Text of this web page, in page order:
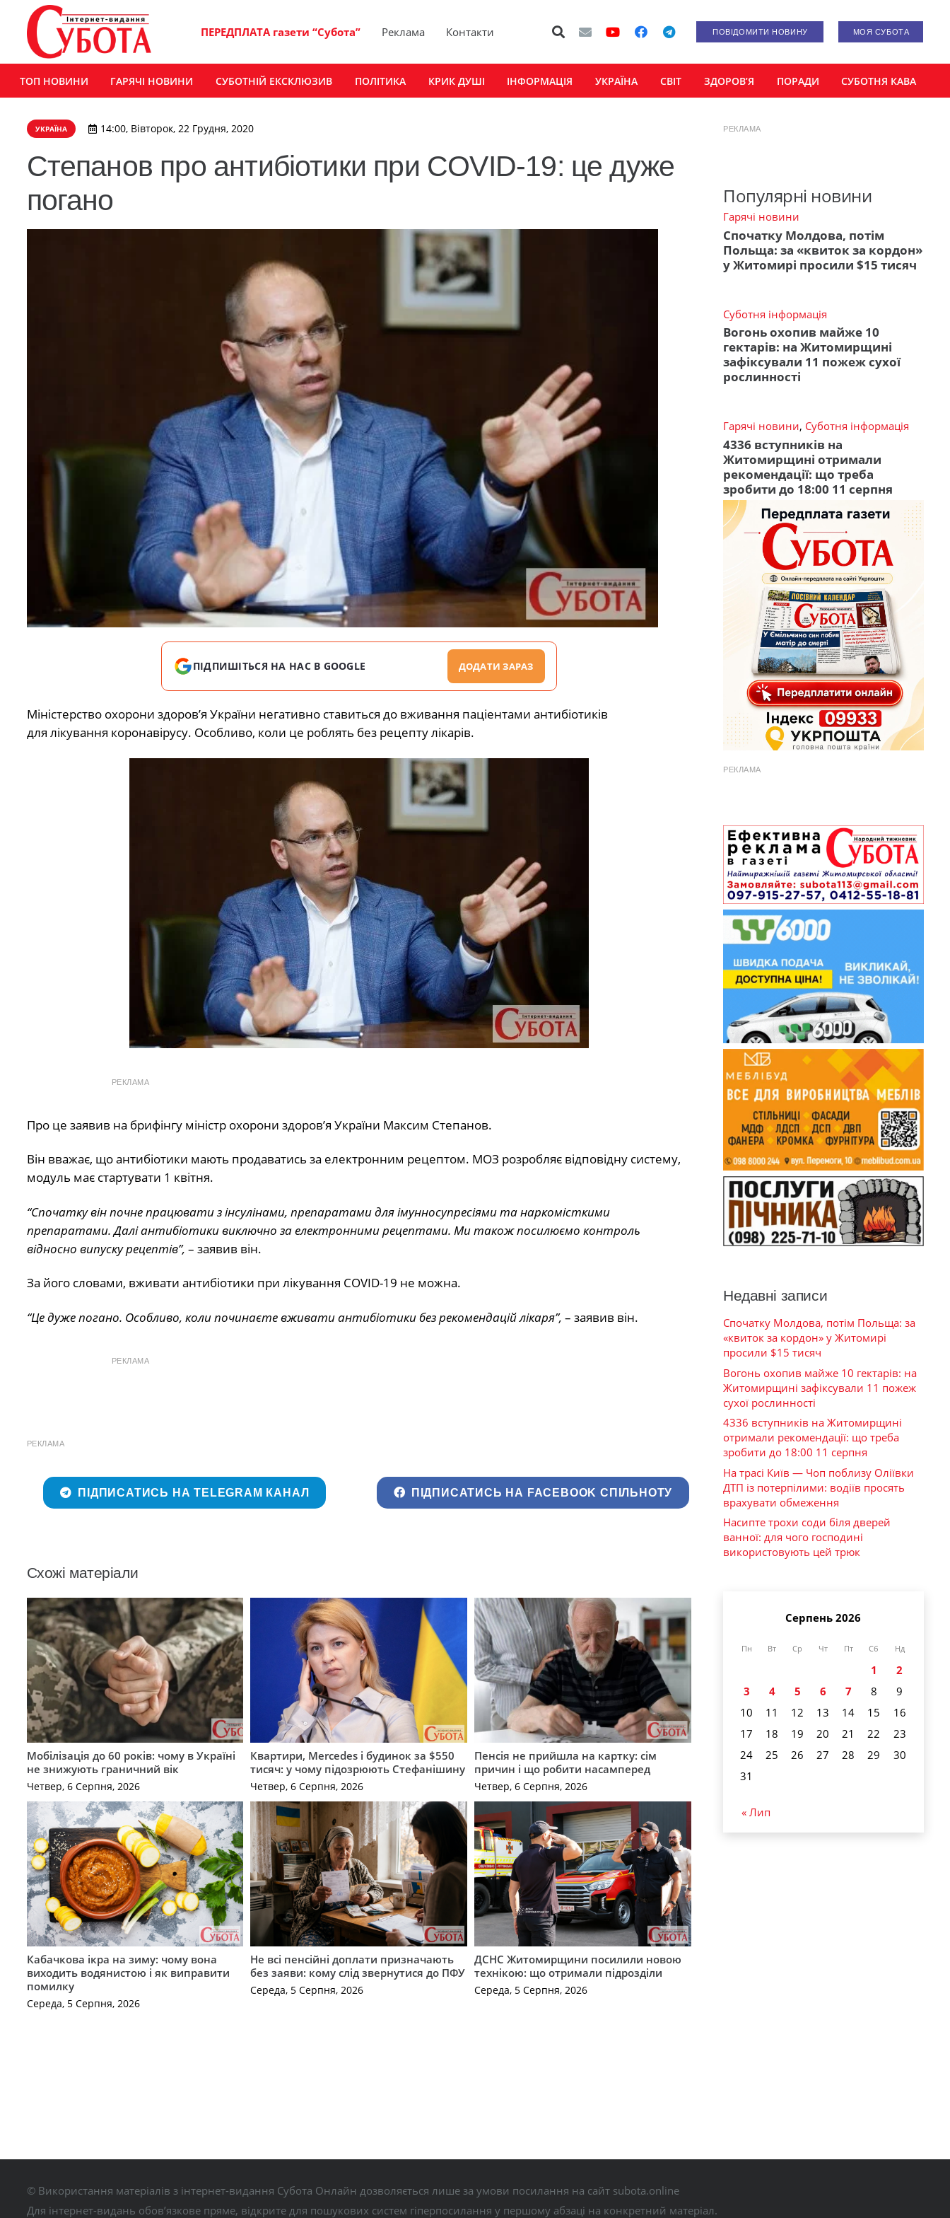
ПЕРЕДПЛАТА газети “Субота” Реклама Контакти ПОВІДОМИТИ НОВИНУ МОЯ СУБОТА
ТОП НОВИНИ ГАРЯЧІ НОВИНИ СУБОТНІЙ ЕКСКЛЮЗИВ ПОЛІТИКА КРИК ДУШІ ІНФОРМАЦІЯ УКРАЇНА СВІТ ЗДОРОВ’Я ПОРАДИ СУБОТНЯ КАВА
УКРАЇНА 14:00, Вівторок, 22 Грудня, 2020
Степанов про антибіотики при COVID-19: це дуже
погано
ПІДПИШІТЬСЯ НА НАС В GOOGLE ДОДАТИ ЗАРАЗ
Міністерство охорони здоров’я України негативно ставиться до вживання паціентами антибіотиків
для лікування коронавірусу. Особливо, коли це роблять без рецепту лікарів.
РЕКЛАМА
Про це заявив на брифінгу міністр охорони здоров’я України Максим Степанов.
Він вважає, що антибіотики мають продаватись за електронним рецептом. МОЗ розробляє відповідну систему,
модуль має стартувати 1 квітня.
“Спочатку він почне працювати з інсулінами, препаратами для імунносупресіями та наркомісткими
препаратами. Далі антибіотики виключно за електронними рецептами. Ми також посилюємо контроль
відносно випуску рецептів”, – заявив він.
За його словами, вживати антибіотики при лікування COVID-19 не можна.
“Це дуже погано. Особливо, коли починаєте вживати антибіотики без рекомендацій лікаря”, – заявив він.
РЕКЛАМА
РЕКЛАМА
ПІДПИСАТИСЬ НА TELEGRAM КАНАЛ ПІДПИСАТИСЬ НА FACEBOOK СПІЛЬНОТУ
Схожі матеріали
Мобілізація до 60 років: чому в Україні
не знижують граничний вік
Четвер, 6 Серпня, 2026
Квартири, Mercedes і будинок за $550
тисяч: у чому підозрюють Стефанішину
Четвер, 6 Серпня, 2026
Пенсія не прийшла на картку: сім
причин і що робити насамперед
Четвер, 6 Серпня, 2026
Кабачкова ікра на зиму: чому вона
виходить водянистою і як виправити
помилку
Середа, 5 Серпня, 2026
Не всі пенсійні доплати призначають
без заяви: кому слід звернутися до ПФУ
Середа, 5 Серпня, 2026
ДСНС Житомирщини посилили новою
технікою: що отримали підрозділи
Середа, 5 Серпня, 2026
РЕКЛАМА
Популярні новини
Гарячі новини
Спочатку Молдова, потім
Польща: за «квиток за кордон»
у Житомирі просили $15 тисяч
Суботня інформація
Вогонь охопив майже 10
гектарів: на Житомирщині
зафіксували 11 пожеж сухої
рослинності
Гарячі новини, Суботня інформація
4336 вступників на
Житомирщині отримали
рекомендації: що треба
зробити до 18:00 11 серпня
РЕКЛАМА
Недавні записи
Спочатку Молдова, потім Польща: за
«квиток за кордон» у Житомирі
просили $15 тисяч
Вогонь охопив майже 10 гектарів: на
Житомирщині зафіксували 11 пожеж
сухої рослинності
4336 вступників на Житомирщині
отримали рекомендації: що треба
зробити до 18:00 11 серпня
На трасі Київ — Чоп поблизу Оліївки
ДТП із потерпілими: водіїв просять
врахувати обмеження
Насипте трохи соди біля дверей
ванної: для чого господині
використовують цей трюк
Серпень 2026
Пн Вт Ср Чт Пт Сб Нд
1
2
3
4 5 6 7 8
9
10
11 12 13 14 15
16
17
18 19 20 21 22
23
24
25 26 27 28 29
30
31
« Лип
© Використання матеріалів з інтернет-видання Субота Онлайн дозволяється лише за умови посилання на сайт subota.online
Для інтернет-видань обов’язкове пряме, відкрите для пошукових систем гіперпосилання у першому абзаці на конкретний матеріал.